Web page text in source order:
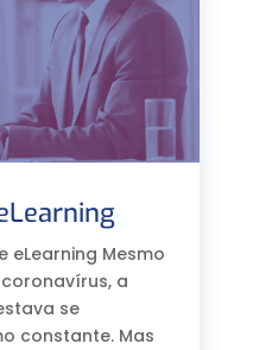
eLearning Mesmo
a
se
constante. Mas